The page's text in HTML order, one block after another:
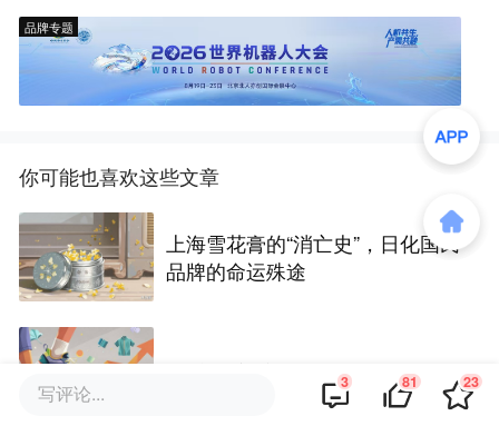
品牌专题
你可能也喜欢这些文章
上海雪花膏的“消亡史”，日化国民
品牌的命运殊途
“中产三宝”之一，涨不动了？
写评论... 3 81 23